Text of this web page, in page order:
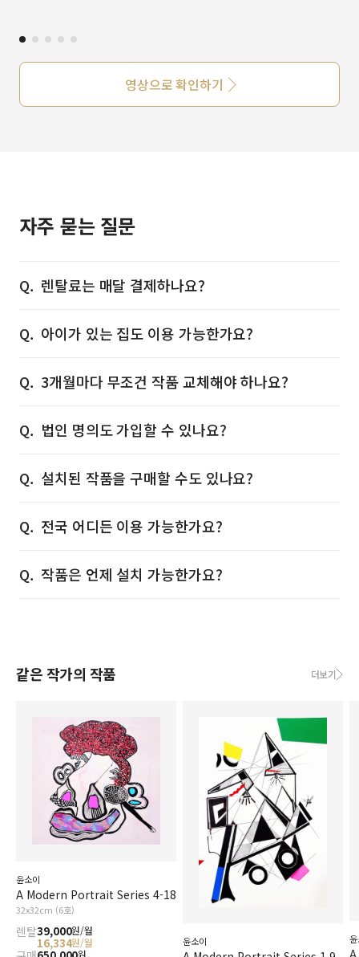
영상으로 확인하기
자주 묻는 질문
렌탈료는 매달 결제하나요?
아이가 있는 집도 이용 가능한가요?
3개월마다 무조건 작품 교체해야 하나요?
법인 명의도 가입할 수 있나요?
설치된 작품을 구매할 수도 있나요?
전국 어디든 이용 가능한가요?
작품은 언제 설치 가능한가요?
같은 작가의 작품 더보기
윤소이
A Modern Portrait Series 4-18
32x32cm (6호)
렌탈39,000원/월
16,334원/월
원
윤소이